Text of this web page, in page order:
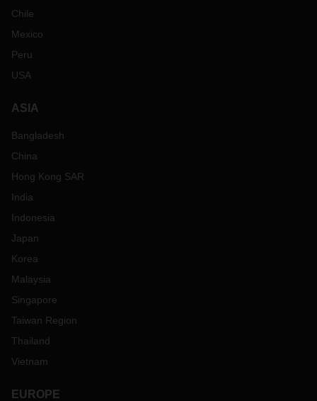
Chile
Mexico
Peru
USA
ASIA
Bangladesh
China
Hong Kong SAR
India
Indonesia
Japan
Korea
Malaysia
Singapore
Taiwan Region
Thailand
Vietnam
EUROPE